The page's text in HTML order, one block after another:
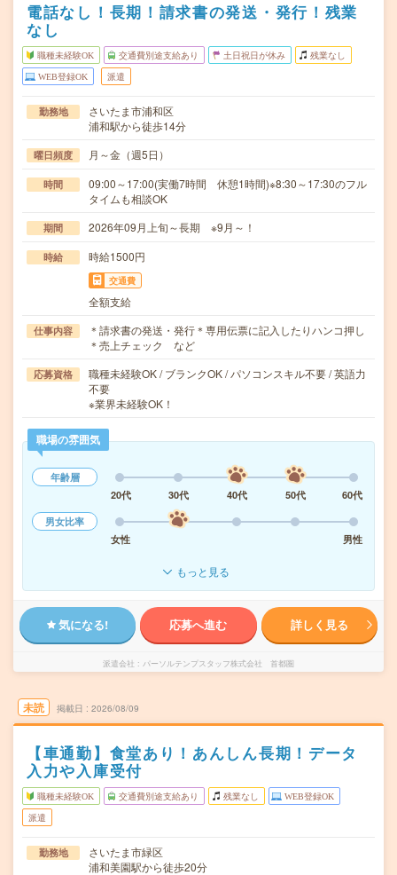
電話なし！長期！請求書の発送・発行！残業
なし
職種未経験OK 交通費別途支給あり 土日祝日が休み 残業なし
WEB登録OK 派遣
勤務地
さいたま市浦和区
浦和駅から徒歩14分
曜日頻度 月～金（週5日）
時間
09:00～17:00(実働7時間 休憩1時間)※8:30～17:30のフル
タイムも相談OK
期間 2026年09月上旬～長期 ※9月～！
時給 時給1500円
交通費
全額支給
仕事内容
＊請求書の発送・発行＊専用伝票に記入したりハンコ押し
＊売上チェック など
応募資格
職種未経験OK / ブランクOK / パソコンスキル不要 / 英語力
不要
※業界未経験OK！
職場の雰囲気
年齢層
20代
30代 40代 50代
60代
男女比率
女性
男性
もっと見る
気になる! 応募へ進む 詳しく見る
派遣会社 パーソルテンプスタッフ株式会社 首都圏
未読 掲載日 2026/08/09
【車通勤】食堂あり！あんしん長期！データ
入力や入庫受付
職種未経験OK 交通費別途支給あり 残業なし WEB登録OK
派遣
勤務地
さいたま市緑区
浦和美園駅から徒歩20分